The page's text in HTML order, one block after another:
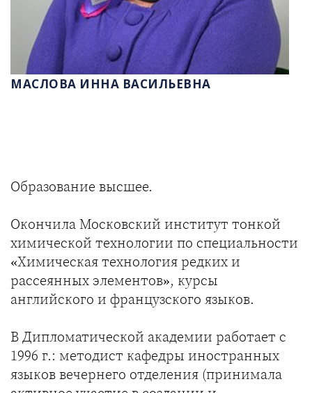
МАСЛОВА ИННА ВАСИЛЬЕВНА
Образование высшее.
Окончила Московский институт тонкой
химической технологии по специальности
«Химическая технология редких и
рассеянных элементов», курсы
английского и французского языков.
В Дипломатической академии работает с
1996 г.: методист кафедры иностранных
языков вечернего отделения (принимала